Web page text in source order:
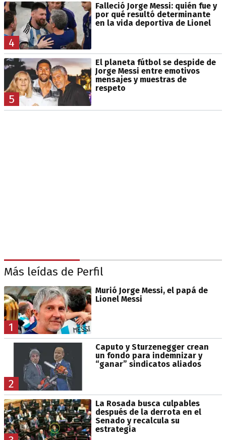
4
Falleció Jorge Messi: quién fue y
por qué resultó determinante
en la vida deportiva de Lionel
5
El planeta fútbol se despide de
Jorge Messi entre emotivos
mensajes y muestras de
respeto
Más leídas de Perfil
1
Murió Jorge Messi, el papá de
Lionel Messi
2
Caputo y Sturzenegger crean
un fondo para indemnizar y
“ganar” sindicatos aliados
La Rosada busca culpables
después de la derrota en el
Senado y recalcula su
estrategia